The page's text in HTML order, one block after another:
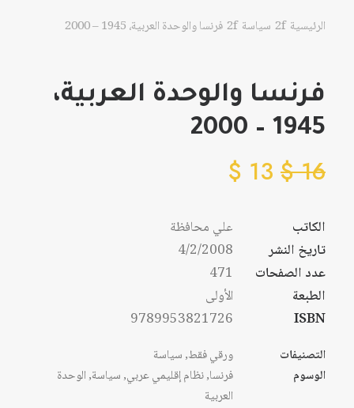
الرئيسية سياسة فرنسا والوحدة العربية، 1945 – 2000
فرنسا والوحدة العربية،
1945 – 2000
16
$
13
$
الكاتب
علي محافظة
تاريخ النشر
4/2/2008
عدد الصفحات
471
الطبعة
الأولى
ISBN
9789953821726
التصنيفات ورقي فقط,سياسة
الوسوم
فرنسا,نظام إقليمي عربي,سياسة,الوحدة
العربية